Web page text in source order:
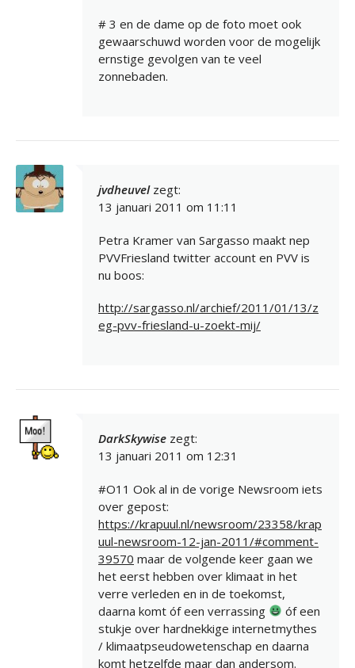
# 3 en de dame op de foto moet ook
gewaarschuwd worden voor de mogelijk
ernstige gevolgen van te veel
zonnebaden.
jvdheuvel zegt:
13 januari 2011 om 11:11
Petra Kramer van Sargasso maakt nep
PVVFriesland twitter account en PVV is
nu boos:
http://sargasso.nl/archief/2011/01/13/z
eg-pvv-friesland-u-zoekt-mij/
DarkSkywise zegt:
13 januari 2011 om 12:31
#O11 Ook al in de vorige Newsroom iets
over gepost:
https://krapuul.nl/newsroom/23358/krap
uul-newsroom-12-jan-2011/#comment-
39570 maar de volgende keer gaan we
het eerst hebben over klimaat in het
verre verleden en in de toekomst,
daarna komt óf een verrassing
óf een
stukje over hardnekkige internetmythes
/ klimaatpseudowetenschap en daarna
komt hetzelfde maar dan andersom.